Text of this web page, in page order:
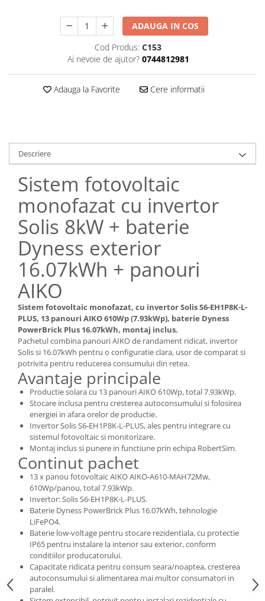
ADAUGA IN COS
Cod Produs: C153
Ai nevoie de ajutor? 0744812981
Adauga la Favorite Cere informatii
Descriere
Sistem fotovoltaic
monofazat cu invertor
Solis 8kW + baterie
Dyness exterior
16.07kWh + panouri
AIKO
Sistem fotovoltaic monofazat, cu invertor Solis S6-EH1P8K-L-
PLUS, 13 panouri AIKO 610Wp (7.93kWp), baterie Dyness
PowerBrick Plus 16.07kWh, montaj inclus.
Pachetul combina panouri AIKO de randament ridicat, invertor
Solis si 16.07kWh pentru o configuratie clara, usor de comparat si
potrivita pentru reducerea consumului din retea.
Avantaje principale
Productie solara cu 13 panouri AIKO 610Wp, total 7.93kWp.
Stocare inclusa pentru cresterea autoconsumului si folosirea
energiei in afara orelor de productie.
Invertor Solis S6-EH1P8K-L-PLUS, ales pentru integrare cu
sistemul fotovoltaic si monitorizare.
Montaj inclus si punere in functiune prin echipa RobertSim.
Continut pachet
13 x panou fotovoltaic AIKO AIKO-A610-MAH72Mw,
610Wp/panou, total 7.93kWp.
Invertor: Solis S6-EH1P8K-L-PLUS.
Baterie Dyness PowerBrick Plus 16.07kWh, tehnologie
LiFePO4.
Baterie low-voltage pentru stocare rezidentiala, cu protectie
IP65 pentru instalare la interior sau exterior, conform
conditiilor producatorului.
Capacitate ridicata pentru consum seara/noaptea, cresterea
autoconsumului si alimentarea mai multor consumatori in
paralel.